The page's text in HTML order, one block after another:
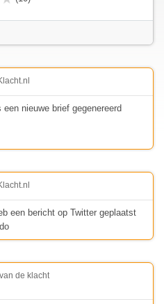
een nieuwe brief gegenereerd
een bericht op Twitter geplaatst
de klacht